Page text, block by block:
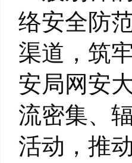
络安全防
渠道，筑
安局网安
流密集、
活动，推